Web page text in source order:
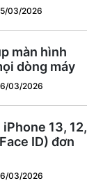
03/2026
màn hình
dòng máy
03/2026
13, 12,
ID) đơn
03/2026